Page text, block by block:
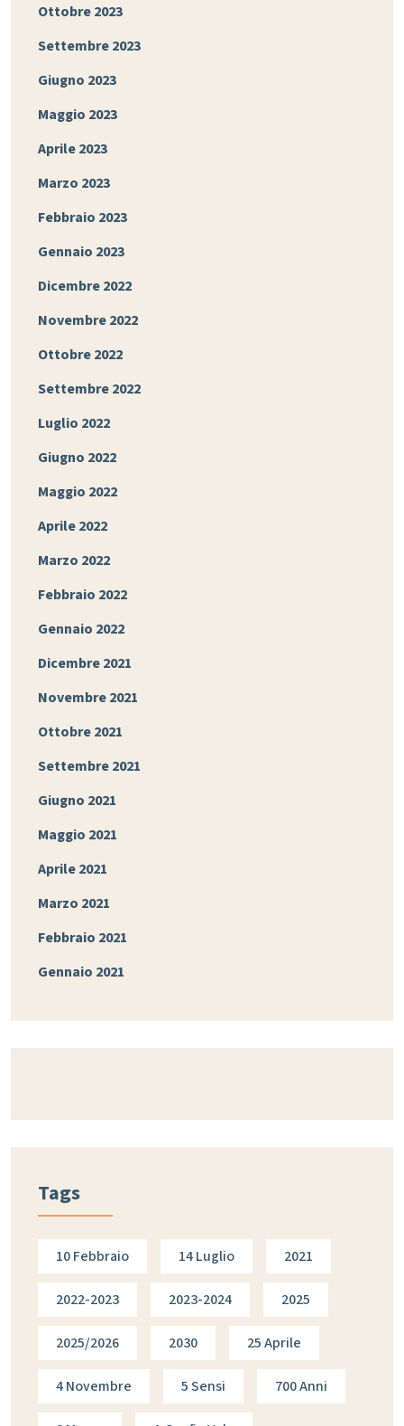
Ottobre 2023
Settembre 2023
Giugno 2023
Maggio 2023
Aprile 2023
Marzo 2023
Febbraio 2023
Gennaio 2023
Dicembre 2022
Novembre 2022
Ottobre 2022
Settembre 2022
Luglio 2022
Giugno 2022
Maggio 2022
Aprile 2022
Marzo 2022
Febbraio 2022
Gennaio 2022
Dicembre 2021
Novembre 2021
Ottobre 2021
Settembre 2021
Giugno 2021
Maggio 2021
Aprile 2021
Marzo 2021
Febbraio 2021
Gennaio 2021
Tags
10 Febbraio 14 Luglio 2021
2022-2023 2023-2024 2025
2025/2026 2030 25 Aprile
4 Novembre 5 Sensi 700 Anni